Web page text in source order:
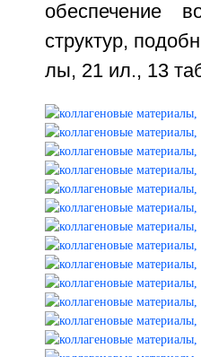
обеспечение
структур,
лы, 21 ил., 13